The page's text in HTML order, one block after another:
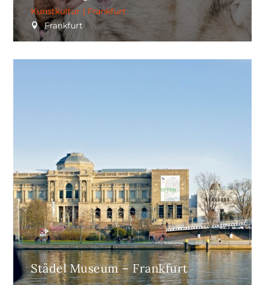
Kunstkultur | Frankfurt
Frankfurt
Städel Museum – Frankfurt